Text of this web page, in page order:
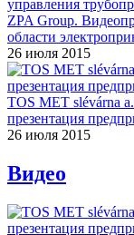
ZPA Group.
области
26 июля 2015
TOS MET slévárna
презентация
26 июля 2015
Видео